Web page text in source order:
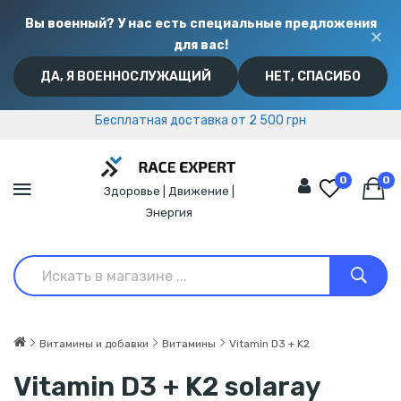
Вы военный? У нас есть специальные предложения
для вас!
ДА, Я ВОЕННОСЛУЖАЩИЙ НЕТ, СПАСИБО
✕
Бесплатная доставка от 2 500 грн
Бесплатная доставка от 2 500 грн
Здоровье | Движение |
Энергия
0 0
Витамины и добавки Витамины Vitamin D3 + K2
Vitamin D3 + K2 solaray